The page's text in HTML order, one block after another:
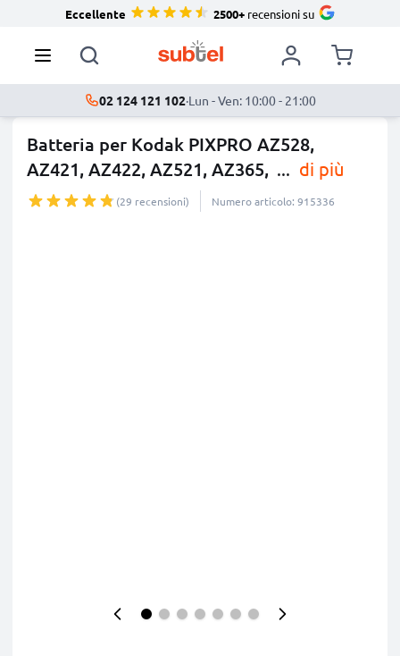
Eccellente 2500+recensioni su
02 124 121 102·Lun - Ven: 10:00 - 21:00
Batteria per Kodak PIXPRO AZ528,
AZ421, AZ422, AZ521, AZ365, ... di più
(29 recensioni) Numero articolo: 915336